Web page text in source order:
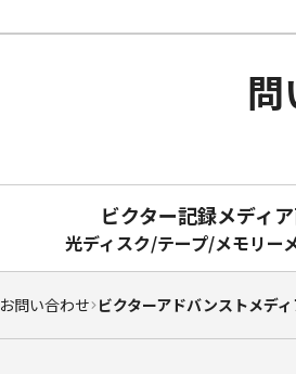
ビクター記録メディ
光ディスク/テープ/メモリー
お問い合わせ ビクターアドバンストメデ